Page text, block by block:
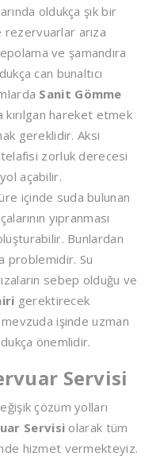
oldukça şık bir
arıza
ve şamandıra
can bunaltıcı
Sanit Gömme
kırılgan hareket etmek
gereklidir. Aksi
zorluk derecesi
açabilir.
içinde suda bulunan
yıpranması
Bunlardan
problemidir. Su
sebep olduğu ve
gerektirecek
işinde uzman
önemlidir.
Servisi
çözüm yolları
Servisi olarak tüm
hizmet vermekteyiz.